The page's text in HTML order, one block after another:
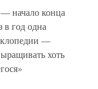
начало конца
в год одна
—
хоть